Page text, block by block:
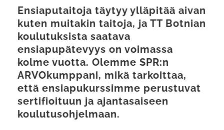
Ensiaputaitoja täytyy ylläpitää aivan
kuten muitakin taitoja, ja TT Botnian
koulutuksista saatava
ensiapupätevyys on voimassa
kolme vuotta. Olemme SPR:n
ARVOkumppani, mikä tarkoittaa,
että ensiapukurssimme perustuvat
sertifioituun ja ajantasaiseen
koulutusohjelmaan.